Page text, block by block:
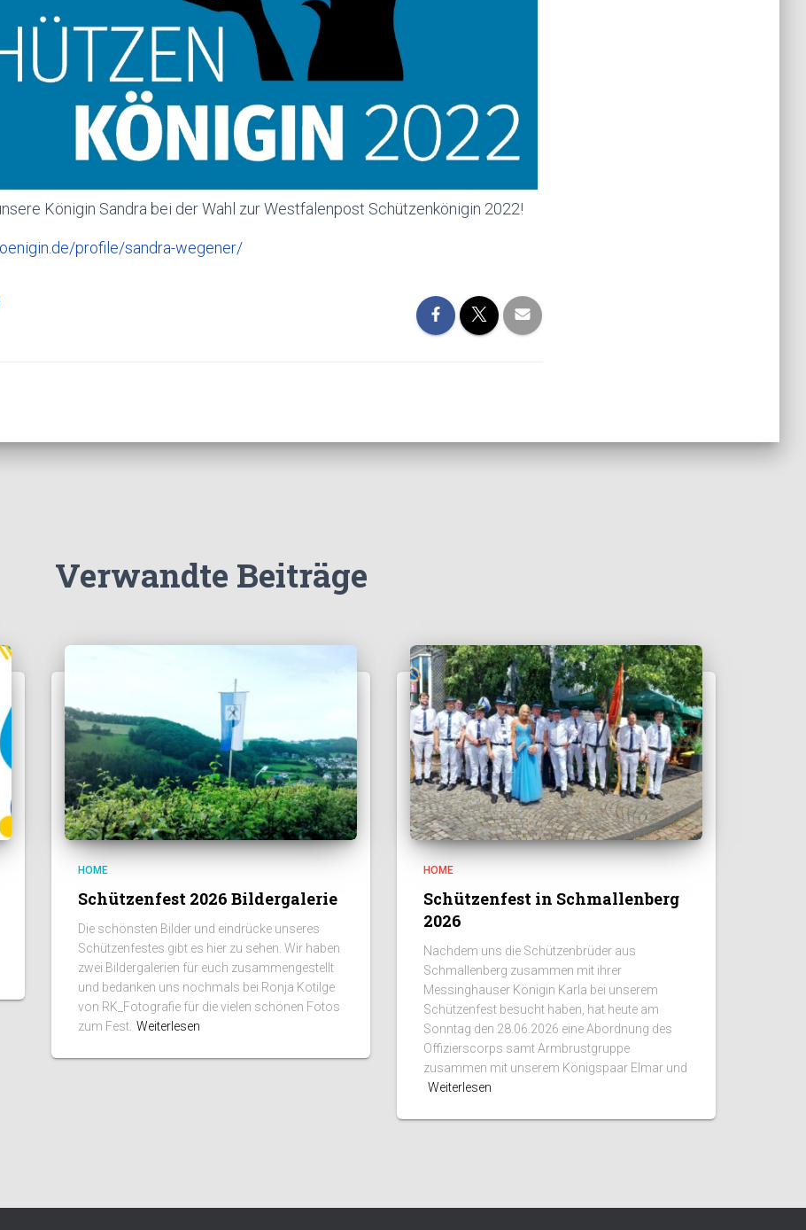
Königin Sandra bei der Wahl zur Westfalenpost Schützenkönigin 2022!
profile/sandra-wegener/
Verwandte Beiträge
HOME
Schützenfest 2026 Bildergalerie
Die schönsten Bilder und eindrücke unseres
Schützenfestes gibt es hier zu sehen. Wir haben
zwei Bildergalerien für euch zusammengestellt
und bedanken uns nochmals bei Ronja Kotilge
von RK_Fotografie für die vielen schönen Fotos
zum Fest. Weiterlesen
HOME
Schützenfest in Schmallenberg
2026
Nachdem uns die Schützenbrüder aus
Schmallenberg zusammen mit ihrer
Messinghauser Königin Karla bei unserem
Schützenfest besucht haben, hat heute am
Sonntag den 28.06.2026 eine Abordnung des
Offizierscorps samt Armbrustgruppe
zusammen mit unserem Königspaar Elmar und
Weiterlesen